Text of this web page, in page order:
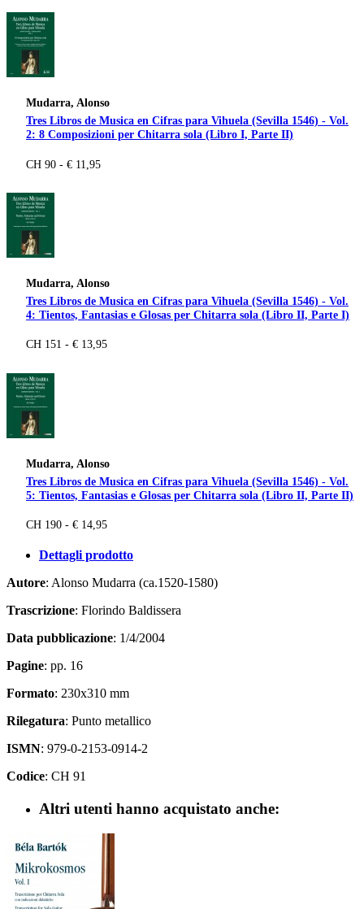
Mudarra, Alonso
Tres Libros de Musica en Cifras para Vihuela (Sevilla 1546) - Vol.
2: 8 Composizioni per Chitarra sola (Libro I, Parte II)
CH 90 - € 11,95
Mudarra, Alonso
Tres Libros de Musica en Cifras para Vihuela (Sevilla 1546) - Vol.
4: Tientos, Fantasias e Glosas per Chitarra sola (Libro II, Parte I)
CH 151 - € 13,95
Mudarra, Alonso
Tres Libros de Musica en Cifras para Vihuela (Sevilla 1546) - Vol.
5: Tientos, Fantasias e Glosas per Chitarra sola (Libro II, Parte II)
CH 190 - € 14,95
Dettagli prodotto
Autore: Alonso Mudarra (ca.1520-1580)
Trascrizione: Florindo Baldissera
Data pubblicazione: 1/4/2004
Pagine: pp. 16
Formato: 230x310 mm
Rilegatura: Punto metallico
ISMN: 979-0-2153-0914-2
Codice: CH 91
Altri utenti hanno acquistato anche: